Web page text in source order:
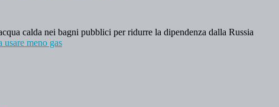
calda nei bagni pubblici per ridurre la dipendenza dalla Russia
meno gas